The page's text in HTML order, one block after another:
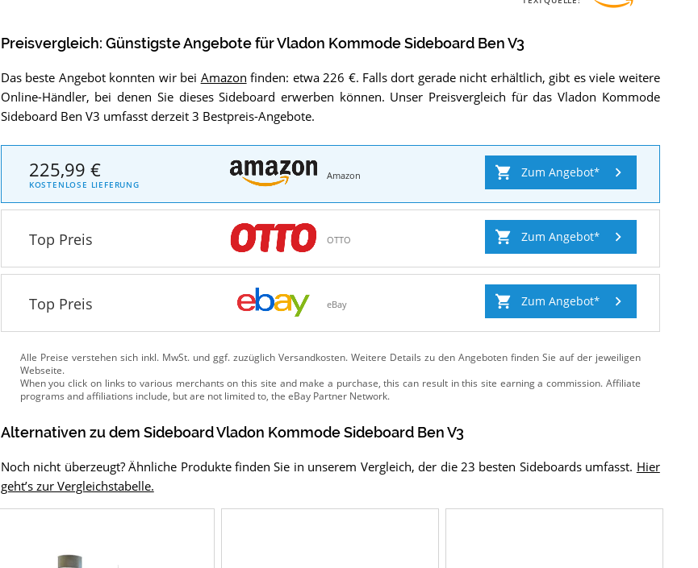
Preisvergleich: Günstigste Angebote fürVladon Kommode Sideboard Ben V3
Das beste Angebot konnten wir bei Amazon finden: etwa 226 €. Falls dort gerade nicht erhältlich, gibt es viele weitere
Online-Händler, bei denen Sie dieses Sideboard erwerben können. Unser Preisvergleich für das Vladon Kommode
Sideboard Ben V3 umfasst derzeit 3 Bestpreis-Angebote.
225,99 €
KOSTENLOSE LIEFERUNG
Amazon Zum Angebot
Top Preis OTTO Zum Angebot
Top Preis eBay Zum Angebot
Alle Preise verstehen sich inkl. MwSt. und ggf. zuzüglich Versandkosten. Weitere Details zu den Angebotenfinden Sie auf der jeweiligen
Webseite.
Alternativen zu dem SideboardVladon Kommode Sideboard Ben V3
Noch nicht überzeugt? Ähnliche Produkte finden Sie in unserem Vergleich, der die 23 besten Sideboards umfasst. Hier
geht’s zur Vergleichstabelle.